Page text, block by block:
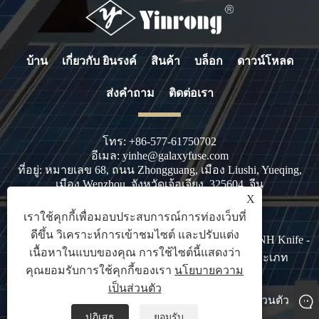
บ้าน เกี่ยวกับ ยินรงค์ สินค้า บล็อก ดาวน์โหลด
ส่งคำถาม ติดต่อเรา
โทร: +86-577-61750702
อีเมล: yinhe@galaxyfuse.com
ที่อยู่:หมายเลข 68, ถนน Zhongguang, เมือง Liushi, Yueqing,
เมือง Wenzhou, จังหวัดเจ้อเจียง, 325604, จีน
ลิขสิทธิ์© 2023 Zhejiang Galaxy Fuse Co. , Ltd. - AC NH Knife -
Blade HRC Fuse, AC Industrial Fuse, NH Fuse ประเภท
Disconnector - สงวนลิขสิทธิ์
นโยบายความเป็นส่วนตัว
X
เราใช้คุกกี้เพื่อมอบประสบการณ์การท่องเว็บที่
ดีขึ้น วิเคราะห์การเข้าชมไซต์ และปรับแต่ง
เนื้อหาในแบบของคุณ การใช้ไซต์นี้แสดงว่า
คุณยอมรับการใช้คุกกี้ของเรา นโยบายความ
เป็นส่วนตัว